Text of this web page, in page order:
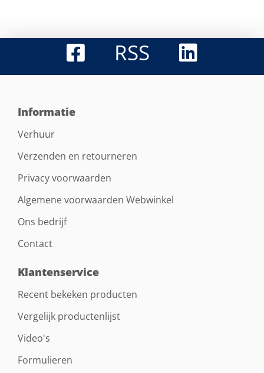
RSS
Informatie
Verhuur
Verzenden en retourneren
Privacy voorwaarden
Algemene voorwaarden Webwinkel
Ons bedrijf
Contact
Klantenservice
Recent bekeken producten
Vergelijk productenlijst
Video's
Formulieren